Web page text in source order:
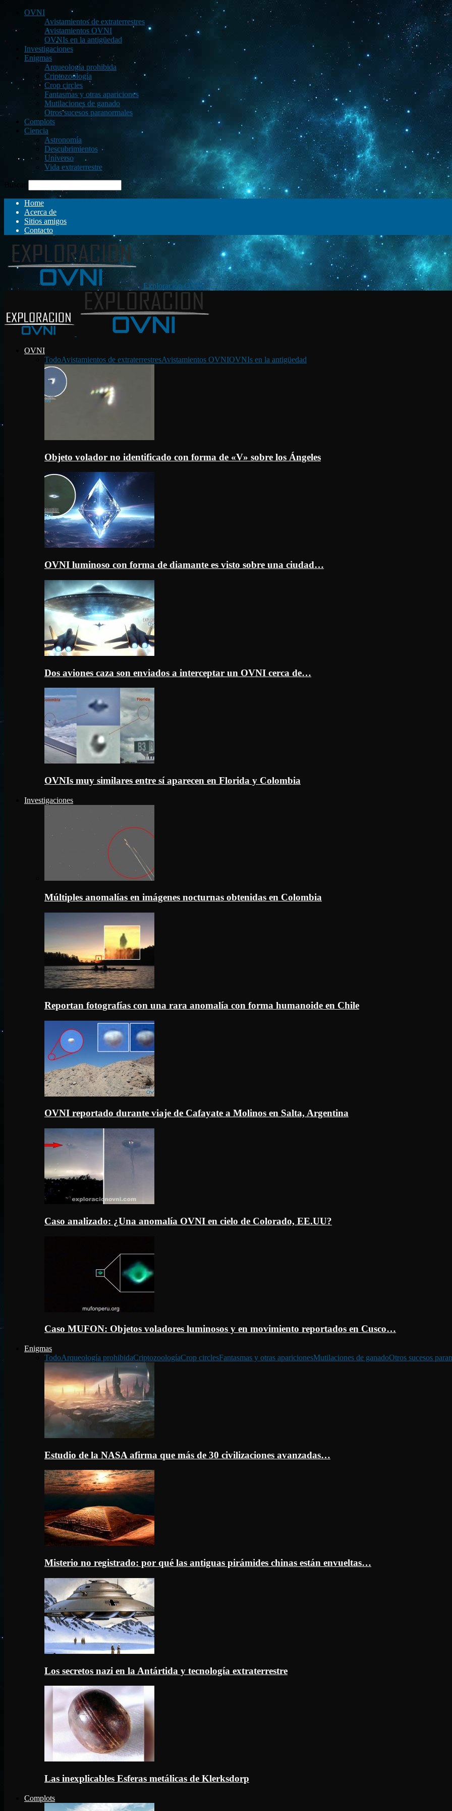
OVNI
Avistamientos de extraterrestres
Avistamientos OVNI
OVNIs en la antigüedad
Investigaciones
Enigmas
Arqueología prohibida
Criptozoología
Crop circles
Fantasmas y otras apariciones
Mutilaciones de ganado
Otros sucesos paranormales
Complots
Ciencia
Astronomía
Descubrimientos
Universo
Vida extraterrestre
Buscar
Home
Acerca de
Sitios amigos
Contacto
Exploración OVNI
OVNI
TodoAvistamientos de extraterrestresAvistamientos OVNIOVNIs en la antigüedad
Objeto volador no identificado con forma de «V» sobre los Ángeles
OVNI luminoso con forma de diamante es visto sobre una ciudad…
Dos aviones caza son enviados a interceptar un OVNI cerca de…
OVNIs muy similares entre sí aparecen en Florida y Colombia
Investigaciones
Múltiples anomalías en imágenes nocturnas obtenidas en Colombia
Reportan fotografías con una rara anomalía con forma humanoide en Chile
OVNI reportado durante viaje de Cafayate a Molinos en Salta, Argentina
Caso analizado: ¿Una anomalía OVNI en cielo de Colorado, EE.UU?
Caso MUFON: Objetos voladores luminosos y en movimiento reportados en Cusco…
Enigmas
TodoArqueología prohibidaCriptozoologíaCrop circlesFantasmas y otras aparicionesMutilaciones de ganadoOtros sucesos
Estudio de la NASA afirma que más de 30 civilizaciones avanzadas…
Misterio no registrado: por qué las antiguas pirámides chinas están envueltas…
Los secretos nazi en la Antártida y tecnología extraterrestre
Las inexplicables Esferas metálicas de Klerksdorp
Complots